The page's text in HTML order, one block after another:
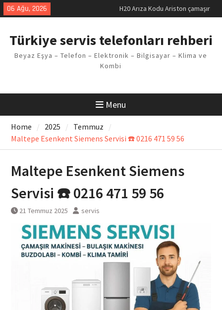
Skip
to
06 Ağu, 2026
LG kombi E2 Arızası Çözümü
Vaillant çamaşır makinesi E03
Arıza Kodu
Ferroli klima E3 Arızası Çözümü
Türkiye servis telefonları rehberi
Beyaz Eşya – Telefon – Elektronik – Bilgisayar – Klima ve
Kombi
Menu
Home 2025
Temmuz
Maltepe Esenkent Siemens Servisi ☎️ 0216 471 59 56
Maltepe Esenkent Siemens
Servisi ☎️ 0216 471 59 56
21 Temmuz 2025 servis